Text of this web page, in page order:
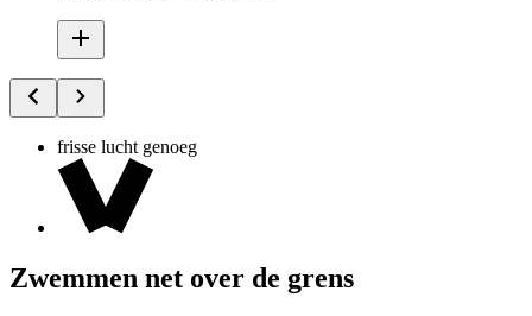
frisse lucht genoeg
Zwemmen net over de grens